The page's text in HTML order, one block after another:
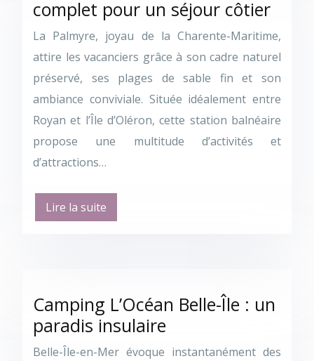
complet pour un séjour côtier
La Palmyre, joyau de la Charente-Maritime,
attire les vacanciers grâce à son cadre naturel
préservé, ses plages de sable fin et son
ambiance conviviale. Située idéalement entre
Royan et l’Île d’Oléron, cette station balnéaire
propose une multitude d’activités et
d’attractions…
Lire la suite
Camping L’Océan Belle-Île : un
paradis insulaire
Belle-Île-en-Mer évoque instantanément des